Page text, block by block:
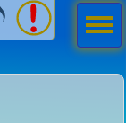
Men
ú